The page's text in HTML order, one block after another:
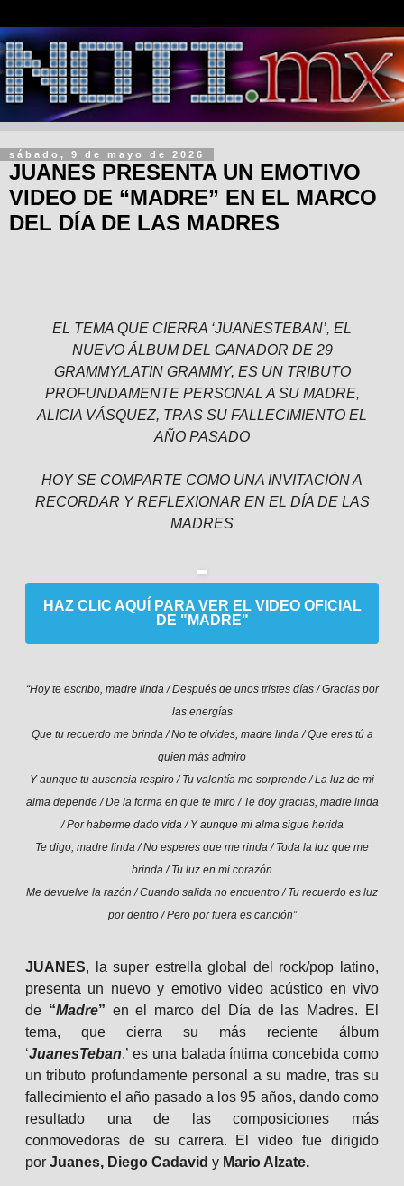
sábado, 9 de mayo de 2026
JUANES PRESENTA UN EMOTIVO
VIDEO DE “MADRE” EN EL MARCO
DEL DÍA DE LAS MADRES
EL TEMA QUE CIERRA ‘JUANESTEBAN’, EL
NUEVO ÁLBUM DEL GANADOR DE 29
GRAMMY/LATIN GRAMMY, ES UN TRIBUTO
PROFUNDAMENTE PERSONAL A SU MADRE,
ALICIA VÁSQUEZ, TRAS SU FALLECIMIENTO EL
AÑO PASADO
HOY SE COMPARTE COMO UNA INVITACIÓN A
RECORDAR Y REFLEXIONAR EN EL DÍA DE LAS
MADRES
HAZ CLIC AQUÍ PARA VER EL VIDEO OFICIAL
DE "MADRE"
“Hoy te escribo, madre linda / Después de unos tristes días / Gracias por
las energías
Que tu recuerdo me brinda / No te olvides, madre linda / Que eres tú a
quien más admiro
Y aunque tu ausencia respiro / Tu valentía me sorprende / La luz de mi
alma depende / De la forma en que te miro / Te doy gracias, madre linda
/ Por haberme dado vida / Y aunque mi alma sigue herida
Te digo, madre linda / No esperes que me rinda / Toda la luz que me
brinda / Tu luz en mi corazón
Me devuelve la razón / Cuando salida no encuentro / Tu recuerdo es luz
por dentro / Pero por fuera es canción”
JUANES, la super estrella global del rock/pop latino,
presenta un nuevo y emotivo video acústico en vivo
de “Madre” en el marco del Día de las Madres. El
tema, que cierra su más reciente álbum
‘JuanesTeban,’ es una balada íntima concebida como
un tributo profundamente personal a su madre, tras su
fallecimiento el año pasado a los 95 años, dando como
resultado una de las composiciones más
conmovedoras de su carrera. El video fue dirigido
por Juanes, Diego Cadavid y Mario Alzate.